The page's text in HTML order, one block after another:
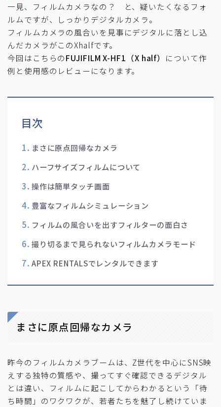
一見、フィルムカメラなの？ と、疑いたくなるフォ
ルムですが、しっかりデジタルカメラ。
フィルムカメラの風合いを見事にデジタルに落とし込
んだカメラがこのXhalfです。
今回はこちらのFUJIFILM X-HF1（X half） について作
例と使用感のレビューになります。
目次
まさに原点回帰なカメラ
ハーフサイズフィルムについて
操作は簡単タッチ画面
豊富なフィルムシミュレーション
フィルムの風合いを出すフィルターの面白さ
撮り切るまで見られないフィルムカメラモード
APEX RENTALSでレンタルできます
まさに原点回帰なカメラ
昨今のフィルムカメラブームは、Z世代を中心にSNS映
えする独特の質感や、撮ってすぐ確認できるデジタル
とは違い、フィルムに起こしてからわかるという「待
ち時間」のワクワクが、若者たちを魅了し続けていま